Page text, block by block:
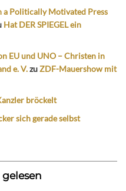
a Politically Motivated Press
Hat DER SPIEGEL ein
EU und UNO – Christen in
e. V.zuZDF-Mauershow mit
bröckelt
sich gerade selbst